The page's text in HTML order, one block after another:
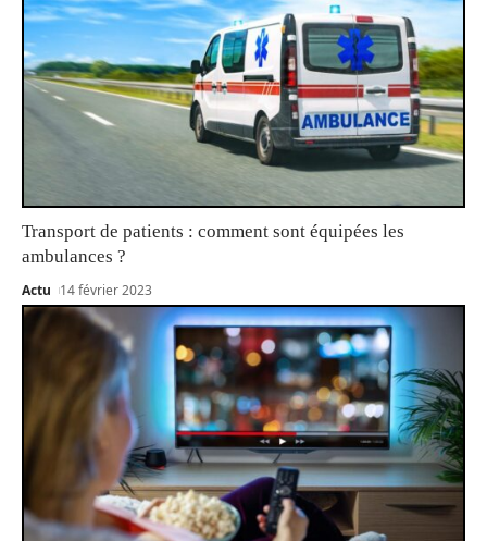
Transport de patients : comment sont équipées les
ambulances ?
Actu 14 février 2023